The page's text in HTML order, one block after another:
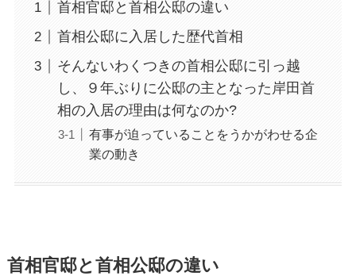
首相官邸と首相公邸の違い
首相公邸に入居した歴代首相
そんないわくつきの首相公邸に引っ越
し、９年ぶりに公邸の主となった岸田首
相の入居の理由は何なのか?
有事が迫っていることをうかがわせる企
業の動き
首相官邸と首相公邸の違い